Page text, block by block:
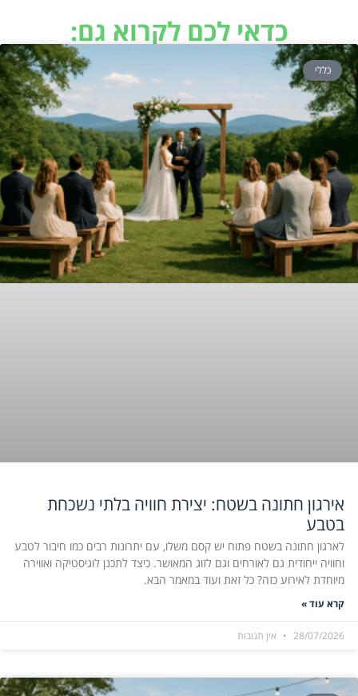
כדאי לכם לקרוא גם:
כללי
אירגון חתונה בשטח: יצירת חוויה בלתי נשכחת
בטבע
לארגון חתונה בשטח פתוח יש קסם משלו, עם יתרונות רבים כמו חיבור לטבע
וחוויה ייחודית גם לאורחים וגם לזוג המאושר. כיצד לתכנן לוגיסטיקה ואווירה
מיוחדת לאירוע כזה? כל זאת ועוד במאמר הבא.
קרא עוד »
28/07/2026 אין תגובות